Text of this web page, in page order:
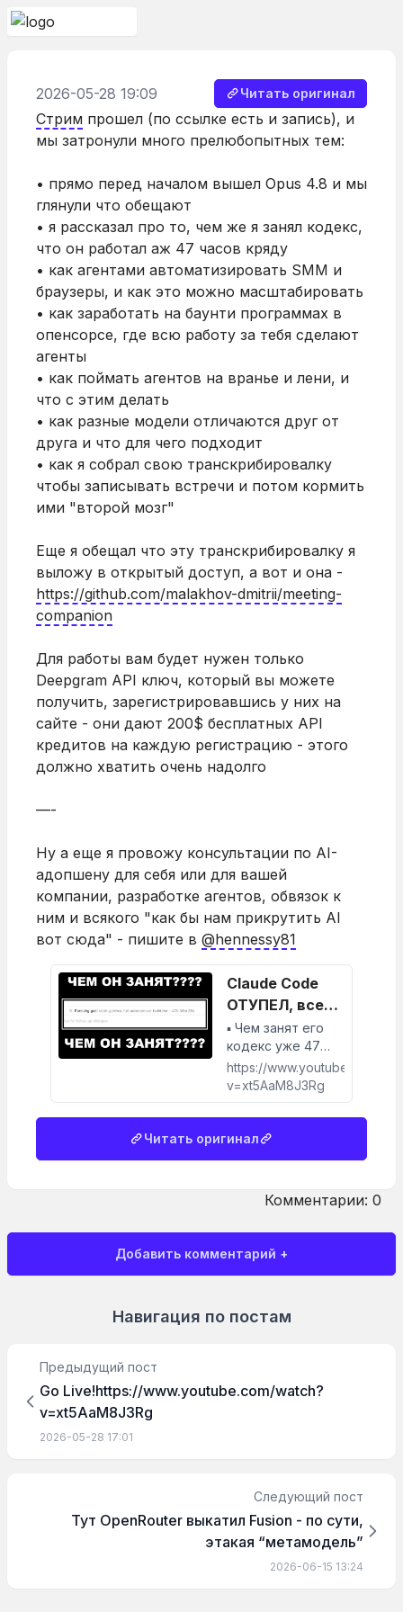
2026-05-28 19:09 Читать оригинал
Стрим прошел (по ссылке есть и запись), и
мы затронули много прелюбопытных тем:
• прямо перед началом вышел Opus 4.8 и мы
глянули что обещают
• я рассказал про то, чем же я занял кодекс,
что он работал аж 47 часов кряду
• как агентами автоматизировать SMM и
браузеры, и как это можно масштабировать
• как заработать на баунти программах в
опенсорсе, где всю работу за тебя сделают
агенты
• как поймать агентов на вранье и лени, и
что с этим делать
• как разные модели отличаются друг от
друга и что для чего подходит
• как я собрал свою транскрибировалку
чтобы записывать встречи и потом кормить
ими "второй мозг"
Еще я обещал что эту транскрибировалку я
выложу в открытый доступ, а вот и она -
https://github.com/malakhov-dmitrii/meeting-
companion
Для работы вам будет нужен только
Deepgram API ключ, который вы можете
получить, зарегистрировавшись у них на
сайте - они дают 200$ бесплатных API
кредитов на каждую регистрацию - этого
должно хватить очень надолго
—-
Ну а еще я провожу консультации по AI-
адопшену для себя или для вашей
компании, разработке агентов, обвязок к
ним и всякого "как бы нам прикрутить AI
вот сюда" - пишите в @hennessy81
Claude Code
ОТУПЕЛ, все
перешли на ....
- YouTube
▪ Чем занят его
кодекс уже 47
часов?▪ Как
ловить агентов на
вранье▪
Пассивный доход
с bug bounty без
подписок▪ Cl...
https://www.youtube.com/
v=xt5AaM8J3Rg
Читать оригинал
Комментарии: 0
Добавить комментарий +
Навигация по постам
Предыдущий пост
Go Live!https://www.youtube.com/watch?
v=xt5AaM8J3Rg
2026-05-28 17:01
Следующий пост
Тут OpenRouter выкатил Fusion - по сути,
этакая “метамодель”
2026-06-15 13:24